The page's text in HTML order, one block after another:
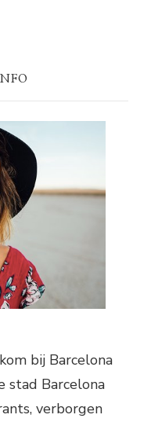
bij Barcelona
stad Barcelona
verborgen